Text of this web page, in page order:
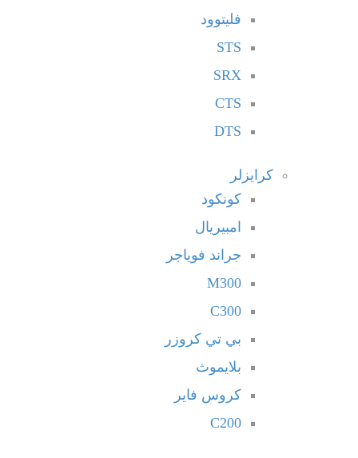
فليتوود
STS
SRX
CTS
DTS
كرايزلر
كونكود
امبيريال
جراند فوياجر
M300
C300
بي تي كروزر
بلايموث
كروس فاير
C200